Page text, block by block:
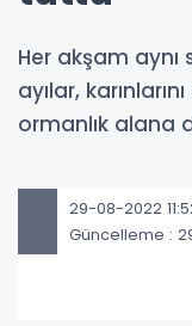
Her akşam
ayılar,
ormanlık alana
29-08-2022
Güncelleme :